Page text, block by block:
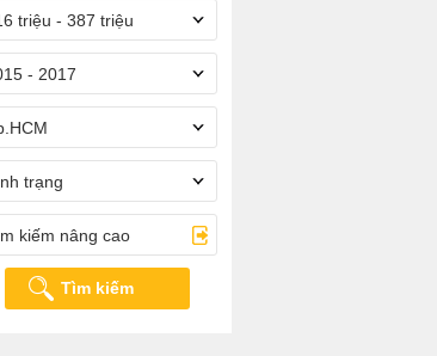
triệu - 387 triệu
- 2017
trạng
kiếm nâng cao
Tìm kiếm